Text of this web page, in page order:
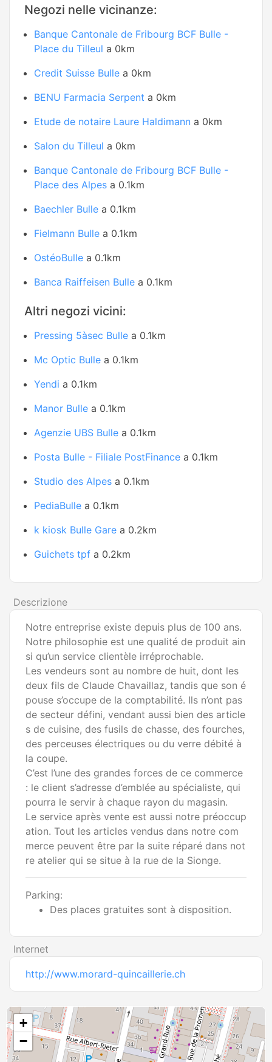
Negozi nelle vicinanze:
Banque Cantonale de Fribourg BCF Bulle -
Place du Tilleul a 0km
Credit Suisse Bulle a 0km
BENU Farmacia Serpent a 0km
Etude de notaire Laure Haldimann a 0km
Salon du Tilleul a 0km
Banque Cantonale de Fribourg BCF Bulle -
Place des Alpes a 0.1km
Baechler Bulle a 0.1km
Fielmann Bulle a 0.1km
OstéoBulle a 0.1km
Banca Raiffeisen Bulle a 0.1km
Altri negozi vicini:
Pressing 5àsec Bulle a 0.1km
Mc Optic Bulle a 0.1km
Yendi a 0.1km
Manor Bulle a 0.1km
Agenzie UBS Bulle a 0.1km
Posta Bulle - Filiale PostFinance a 0.1km
Studio des Alpes a 0.1km
PediaBulle a 0.1km
k kiosk Bulle Gare a 0.2km
Guichets tpf a 0.2km
Descrizione
Notre entreprise existe depuis plus de 100 ans.
Notre philosophie est une qualité de produit ain
si qu’un service clientèle irréprochable.
Les vendeurs sont au nombre de huit, dont les
deux fils de Claude Chavaillaz, tandis que son é
pouse s’occupe de la comptabilité. Ils n’ont pas
de secteur défini, vendant aussi bien des article
s de cuisine, des fusils de chasse, des fourches,
des perceuses électriques ou du verre débité à
la coupe.
C’est l’une des grandes forces de ce commerce
: le client s’adresse d’emblée au spécialiste, qui
pourra le servir à chaque rayon du magasin.
Le service après vente est aussi notre préoccup
ation. Tout les articles vendus dans notre com
merce peuvent être par la suite réparé dans not
re atelier qui se situe à la rue de la Sionge.
Parking:
Des places gratuites sont à disposition.
Internet
http://www.morard-quincaillerie.ch
+
−